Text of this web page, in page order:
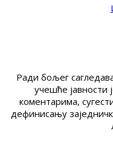
Ради бољег
учешће јавности
коментарима,
дефинисању